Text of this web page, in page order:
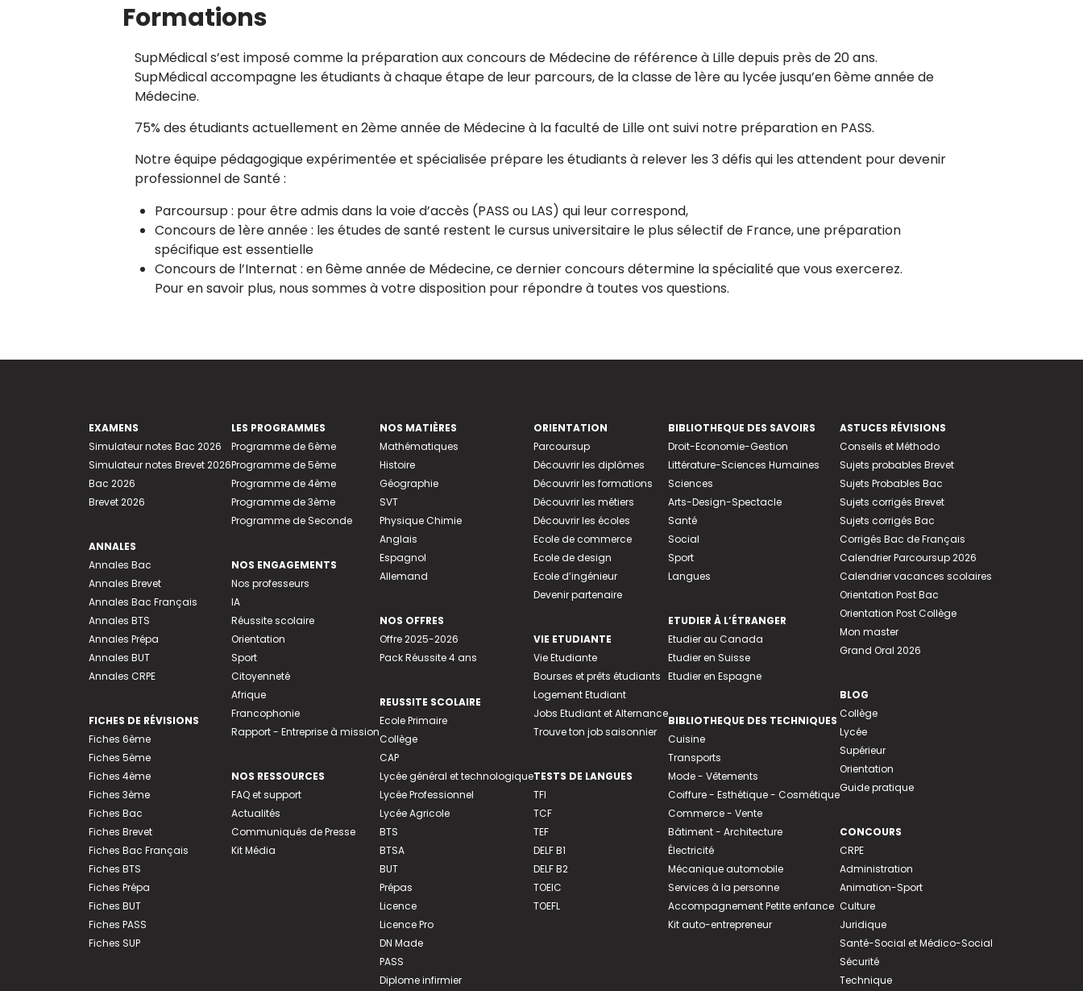
Formations
SupMédical s’est imposé comme la préparation aux concours de Médecine de référence à Lille depuis près de 20 ans.
SupMédical accompagne les étudiants à chaque étape de leur parcours, de la classe de 1ère au lycée jusqu’en 6ème année de
Médecine.
75% des étudiants actuellement en 2ème année de Médecine à la faculté de Lille ont suivi notre préparation en PASS.
Notre équipe pédagogique expérimentée et spécialisée prépare les étudiants à relever les 3 défis qui les attendent pour devenir
professionnel de Santé :
Parcoursup : pour être admis dans la voie d’accès (PASS ou LAS) qui leur correspond,
Concours de 1ère année : les études de santé restent le cursus universitaire le plus sélectif de France, une préparation
spécifique est essentielle
Concours de l’Internat : en 6ème année de Médecine, ce dernier concours détermine la spécialité que vous exercerez.
Pour en savoir plus, nous sommes à votre disposition pour répondre à toutes vos questions.
EXAMENS
Simulateur notes Bac 2026
Simulateur notes Brevet 2026
Bac 2026
Brevet 2026
ANNALES
Annales Bac
Annales Brevet
Annales Bac Français
Annales BTS
Annales Prépa
Annales BUT
Annales CRPE
FICHES DE RÉVISIONS
Fiches 6ème
Fiches 5ème
Fiches 4ème
Fiches 3ème
Fiches Bac
Fiches Brevet
Fiches Bac Français
Fiches BTS
Fiches Prépa
Fiches BUT
Fiches PASS
Fiches SUP
LES PROGRAMMES
Programme de 6ème
Programme de 5ème
Programme de 4ème
Programme de 3ème
Programme de Seconde
NOS ENGAGEMENTS
Nos professeurs
IA
Réussite scolaire
Orientation
Sport
Citoyenneté
Afrique
Francophonie
Rapport - Entreprise à mission
NOS RESSOURCES
FAQ et support
Actualités
Communiqués de Presse
Kit Média
NOS MATIÈRES
Mathématiques
Histoire
Géographie
SVT
Physique Chimie
Anglais
Espagnol
Allemand
NOS OFFRES
Offre 2025-2026
Pack Réussite 4 ans
REUSSITE SCOLAIRE
Ecole Primaire
Collège
CAP
Lycée général et technologique
Lycée Professionnel
Lycée Agricole
BTS
BTSA
BUT
Prépas
Licence
Licence Pro
DN Made
PASS
Diplome infirmier
ORIENTATION
Parcoursup
Découvrir les diplômes
Découvrir les formations
Découvrir les métiers
Découvrir les écoles
Ecole de commerce
Ecole de design
Ecole d’ingénieur
Devenir partenaire
VIE ETUDIANTE
Vie Etudiante
Bourses et prêts étudiants
Logement Etudiant
Jobs Etudiant et Alternance
Trouve ton job saisonnier
TESTS DE LANGUES
TFI
TCF
TEF
DELF B1
DELF B2
TOEIC
TOEFL
BIBLIOTHEQUE DES SAVOIRS
Droit-Economie-Gestion
Littérature-Sciences Humaines
Sciences
Arts-Design-Spectacle
Santé
Social
Sport
Langues
ETUDIER À L’ÉTRANGER
Etudier au Canada
Etudier en Suisse
Etudier en Espagne
BIBLIOTHEQUE DES TECHNIQUES
Cuisine
Transports
Mode - Vêtements
Coiffure - Esthétique - Cosmétique
Commerce - Vente
Bâtiment - Architecture
Électricité
Mécanique automobile
Services à la personne
Accompagnement Petite enfance
Kit auto-entrepreneur
ASTUCES RÉVISIONS
Conseils et Méthodo
Sujets probables Brevet
Sujets Probables Bac
Sujets corrigés Brevet
Sujets corrigés Bac
Corrigés Bac de Français
Calendrier Parcoursup 2026
Calendrier vacances scolaires
Orientation Post Bac
Orientation Post Collège
Mon master
Grand Oral 2026
BLOG
Collège
Lycée
Supérieur
Orientation
Guide pratique
CONCOURS
CRPE
Administration
Animation-Sport
Culture
Juridique
Santé-Social et Médico-Social
Sécurité
Technique